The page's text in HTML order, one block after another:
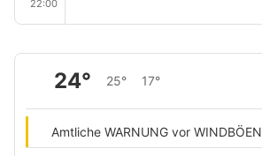
22:00
24° 25° 17°
Amtliche WARNUNG vor WINDBÖEN